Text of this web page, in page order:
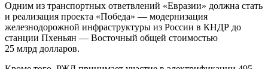
Одним из транспортных ответвлений «Евразии» должна стать
и реализация проекта «Победа» — модернизация
железнодорожной инфраструктуры из России в КНДР до
станции Пхеньян — Восточный общей стоимостью
25 млрд долларов.